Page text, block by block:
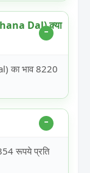
Dal) क्या
का भाव 8220
रूपये प्रति